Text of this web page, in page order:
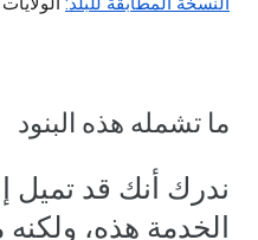
ما تشمله هذه البنود
ندرك أنك قد تميل
الخدمة هذه، ولكنه